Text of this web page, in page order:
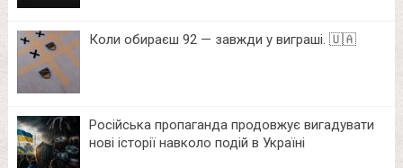
Коли обираєш 92 — завжди у виграші. 🇺🇦
Російська пропаганда продовжує вигадувати
нові історії навколо подій в Україні